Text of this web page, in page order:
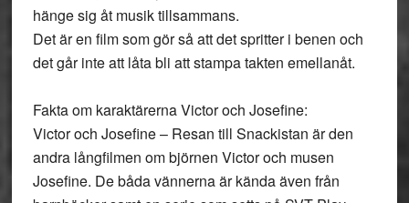
hänge sig åt musik tillsammans.
Det är en film som gör så att det spritter i benen och
det går inte att låta bli att stampa takten emellanåt.
Fakta om karaktärerna Victor och Josefine:
Victor och Josefine – Resan till Snackistan är den
andra långfilmen om björnen Victor och musen
Josefine. De båda vännerna är kända även från